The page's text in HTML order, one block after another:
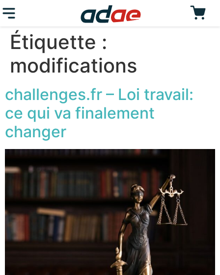
Étiquette :
modifications
challenges.fr – Loi travail:
ce qui va finalement
changer